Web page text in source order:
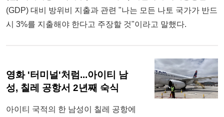
(GDP) 대비 방위비 지출과 관련 "나는 모든 나토 국가가 반드
시 3%를 지출해야 한다고 주장할 것"이라고 말했다.
영화 '터미널'처럼...아이티 남
성, 칠레 공항서 2년째 숙식
아이티 국적의 한 남성이 칠레 공항에